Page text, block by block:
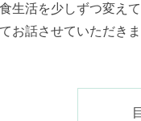
生活を少しずつ変え
お話させていただきま